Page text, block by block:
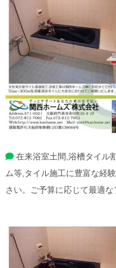
在来浴室土間,浴槽タイル
ム等,タイル施工に豊富な経
さい。ご予算に応じて最適な